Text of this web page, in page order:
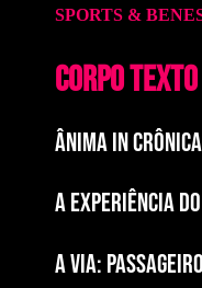
SPORTS &
CORPO TEXTO
ÂNIMA IN CRÔNICA
A EXPERIÊNCIA DO
a via: